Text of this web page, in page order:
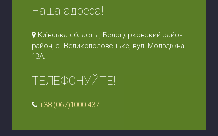
Наша адреса!
Київська область , Белоцерковский район
район, с. Великополовецьке, вул. Молодіжна
13А.
ТЕЛЕФОНУЙТЕ!
+38 (067)1000 437